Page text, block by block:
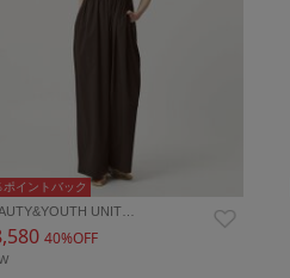
ポイントバック
UNIT…
40%OFF